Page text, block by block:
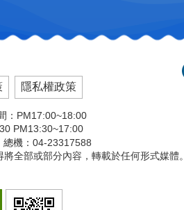
隱私權政策
PM17:00~18:00
PM13:30~17:00
：04-23317588
全部或部分內容，轉載於任何形式媒體。